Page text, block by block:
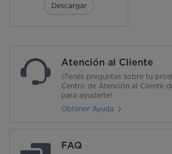
Descargar
Atención al Cliente
¿Tenés preguntas sobre tu
Centro de Atención al Cliente
para ayudarte!
Obtener Ayuda
FAQ